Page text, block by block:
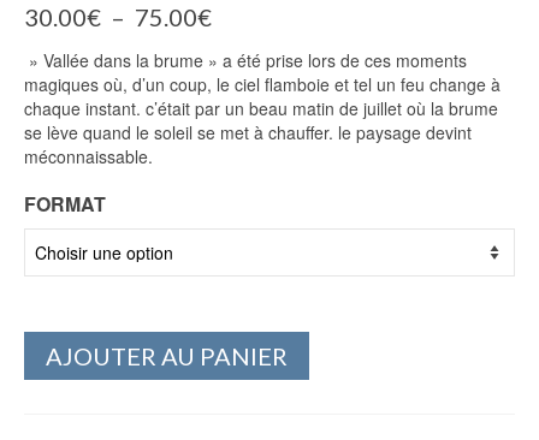
30.00€ – 75.00€Plage
prix :
30.00€
à
75.00€
» Vallée dans la brume » a été prise lors de ces moments
magiques où, d’un coup, le ciel flamboie et tel un feu change à
chaque instant. c’était par un beau matin de juillet où la brume
se lève quand le soleil se met à chauffer. le paysage devint
méconnaissable.
FORMAT
AJOUTER AU PANIER